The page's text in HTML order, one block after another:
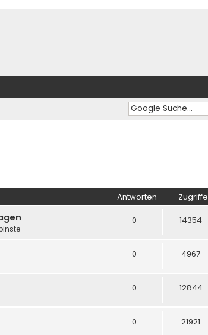
Antworten Zugriffe
0 14354
0 4967
0 12844
0 21921